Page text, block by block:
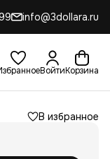
info@3dollara.ru
ВойтиКорзина
В избранное